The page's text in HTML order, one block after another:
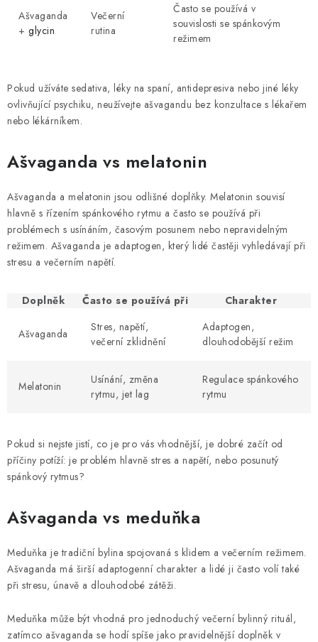
Ašvaganda
+ glycin
Večerní
rutina
Často se používá v
souvislosti se spánkovým
režimem
Pokud užíváte sedativa, léky na spaní, antidepresiva nebo jiné léky
ovlivňující psychiku, neužívejte ašvagandu bez konzultace s lékařem
nebo lékárníkem.
Ašvaganda vs melatonin
Ašvaganda a melatonin jsou odlišné doplňky. Melatonin souvisí
hlavně s řízením spánkového rytmu a často se používá při
problémech s usínáním, časovým posunem nebo nepravidelným
režimem. Ašvaganda je adaptogen, který lidé častěji vyhledávají při
stresu a večerním napětí.
Doplněk Často se používá při Charakter
Ašvaganda
Stres, napětí,
večerní zklidnění
Adaptogen,
dlouhodobější režim
Melatonin
Usínání, změna
rytmu, jet lag
Regulace spánkového
rytmu
Pokud si nejste jistí, co je pro vás vhodnější, je dobré začít od
příčiny potíží: je problém hlavně stres a napětí, nebo posunutý
spánkový rytmus?
Ašvaganda vs meduňka
Meduňka je tradiční bylina spojovaná s klidem a večerním režimem.
Ašvaganda má širší adaptogenní charakter a lidé ji často volí také
při stresu, únavě a dlouhodobé zátěži.
Meduňka může být vhodná pro jednoduchý večerní bylinný rituál,
zatímco ašvaganda se hodí spíše jako pravidelnější doplněk v